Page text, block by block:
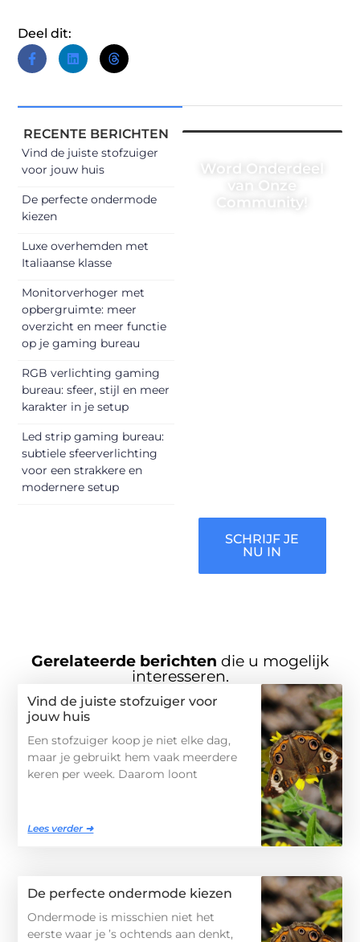
Deel dit:
RECENTE BERICHTEN
Vind de juiste stofzuiger
voor jouw huis
De perfecte ondermode
kiezen
Luxe overhemden met
Italiaanse klasse
Monitorverhoger met
opbergruimte: meer
overzicht en meer functie
op je gaming bureau
RGB verlichting gaming
bureau: sfeer, stijl en meer
karakter in je setup
Led strip gaming bureau:
subtiele sfeerverlichting
voor een strakkere en
modernere setup
Word Onderdeel
van Onze
Community!
SCHRIJF JE
NU IN
Gerelateerde berichten die u mogelijk
interesseren.
Vind de juiste stofzuiger voor
jouw huis
Een stofzuiger koop je niet elke dag,
maar je gebruikt hem vaak meerdere
keren per week. Daarom loont
Lees verder ➜
De perfecte ondermode kiezen
Ondermode is misschien niet het
eerste waar je ’s ochtends aan denkt,